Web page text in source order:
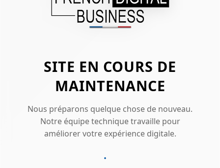
SITE EN COURS DE
MAINTENANCE
Nous préparons quelque chose de nouveau.
Notre équipe technique travaille pour
améliorer votre expérience digitale.